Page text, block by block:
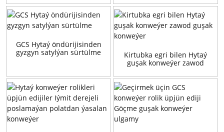
GCS Hytaý öndürijisinden
gyzgyn satylýan sürtülme
Kirtubka egri bilen Hytaý
guşak konweýer zawod